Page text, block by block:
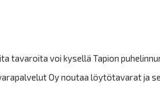
tavaroita voi kysellä Tapion
Oy noutaa löytötavarat ja